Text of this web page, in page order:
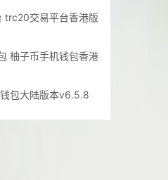
trc20交易平台香港版
柚子币手机钱包香港
包大陆版本v6.5.8